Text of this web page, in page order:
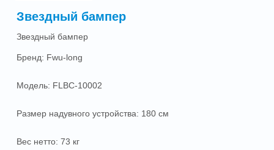
Звездный бампер
Звездный бампер
Бренд: Fwu-long
Модель: FLBC-10002
Размер надувного устройства: 180 см
Вес нетто: 73 кг